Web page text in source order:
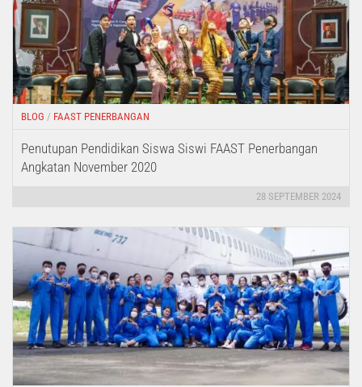
BLOG / FAAST PENERBANGAN
Penutupan Pendidikan Siswa Siswi FAAST Penerbangan
Angkatan November 2020
28 SEPTEMBER 2024